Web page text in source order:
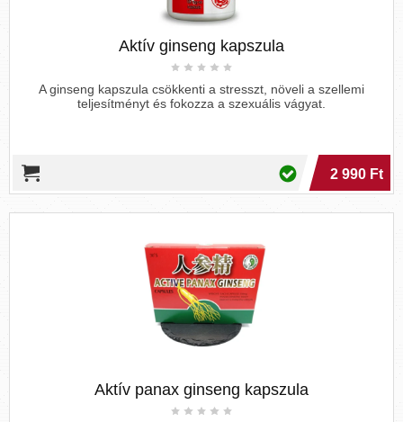
Aktív ginseng kapszula
A ginseng kapszula csökkenti a stresszt, növeli a szellemi
teljesítményt és fokozza a szexuális vágyat.
2 990 Ft
Aktív panax ginseng kapszula